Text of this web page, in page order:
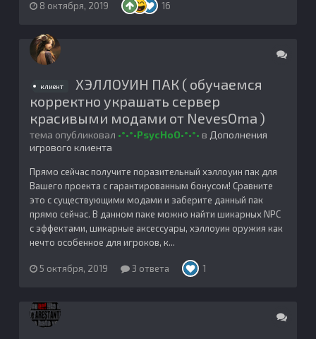
8 октября, 2019 16
клиент
ХЭЛЛОУИН ПАК ( обучаемся
корректно украшать сервер
красивыми модами от NevesOma )
тема опубликовал •°•°•PsycHoO•°•°• в Дополнения
игрового клиента
Прямо сейчас получите поразительный хэллоуин пак для
Вашего проекта с гарантированным бонусом! Сравните
это с существующими модами и заберите данный пак
прямо сейчас. В данном паке можно найти шикарных NPC
с эффектами, шикарные аксессуары, хэллоуин оружия как
нечто особенное для игроков, к...
5 октября, 2019 3 ответа 1